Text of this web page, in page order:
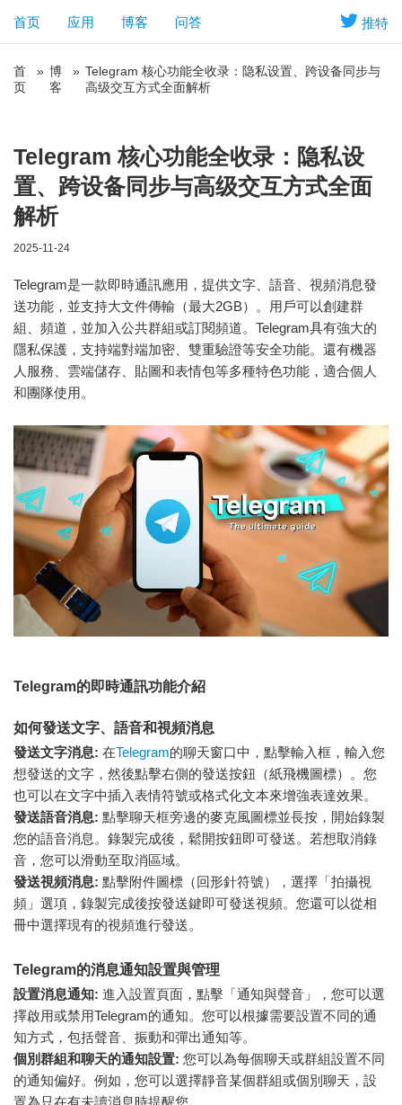
推特
首页 应用 博客 问答
首
页
» 博
客
» Telegram 核心功能全收录：隐私设置、跨设备同步与
高级交互方式全面解析
Telegram 核心功能全收录：隐私设
置、跨设备同步与高级交互方式全面
解析
2025-11-24
Telegram是一款即時通訊應用，提供文字、語音、視頻消息發
送功能，並支持大文件傳輸（最大2GB）。用戶可以創建群
組、頻道，並加入公共群組或訂閱頻道。Telegram具有強大的
隱私保護，支持端對端加密、雙重驗證等安全功能。還有機器
人服務、雲端儲存、貼圖和表情包等多種特色功能，適合個人
和團隊使用。
Telegram的即時通訊功能介紹
如何發送文字、語音和視頻消息
發送文字消息: 在Telegram的聊天窗口中，點擊輸入框，輸入您
想發送的文字，然後點擊右側的發送按鈕（紙飛機圖標）。您
也可以在文字中插入表情符號或格式化文本來增強表達效果。
發送語音消息: 點擊聊天框旁邊的麥克風圖標並長按，開始錄製
您的語音消息。錄製完成後，鬆開按鈕即可發送。若想取消錄
音，您可以滑動至取消區域。
發送視頻消息: 點擊附件圖標（回形針符號），選擇「拍攝視
頻」選項，錄製完成後按發送鍵即可發送視頻。您還可以從相
冊中選擇現有的視頻進行發送。
Telegram的消息通知設置與管理
設置消息通知: 進入設置頁面，點擊「通知與聲音」，您可以選
擇啟用或禁用Telegram的通知。您可以根據需要設置不同的通
知方式，包括聲音、振動和彈出通知等。
個別群組和聊天的通知設置: 您可以為每個聊天或群組設置不同
的通知偏好。例如，您可以選擇靜音某個群組或個別聊天，設
置為只在有未讀消息時提醒您。